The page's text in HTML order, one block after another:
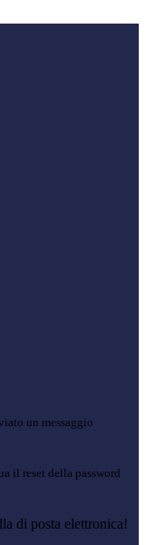
un messaggio
il reset della password
di posta elettronica!